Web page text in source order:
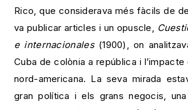
Rico, que considerava més fàcils de
va publicar articles i un opuscle,
e internacionales(1900), on
Cuba de colònia a república i
nord-americana. La seva mirada
gran política i els grans negocis,